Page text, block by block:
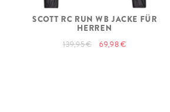
SCOTT RC RUN WB JACKE FÜR
HERREN
139,95 € 69,98 €